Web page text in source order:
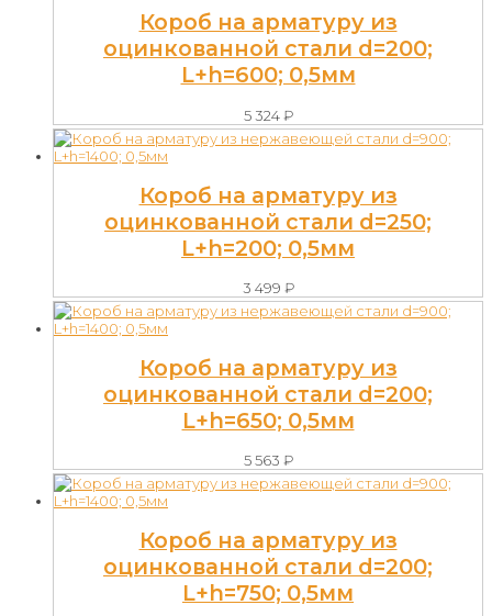
Короб на арматуру из
оцинкованной стали d=200;
L+h=600; 0,5мм
5 324₽
Короб на арматуру из
оцинкованной стали d=250;
L+h=200; 0,5мм
3 499 ₽
Короб на арматуру из
оцинкованной стали d=200;
L+h=650; 0,5мм
5 563 ₽
Короб на арматуру из
оцинкованной стали d=200;
L+h=750; 0,5мм